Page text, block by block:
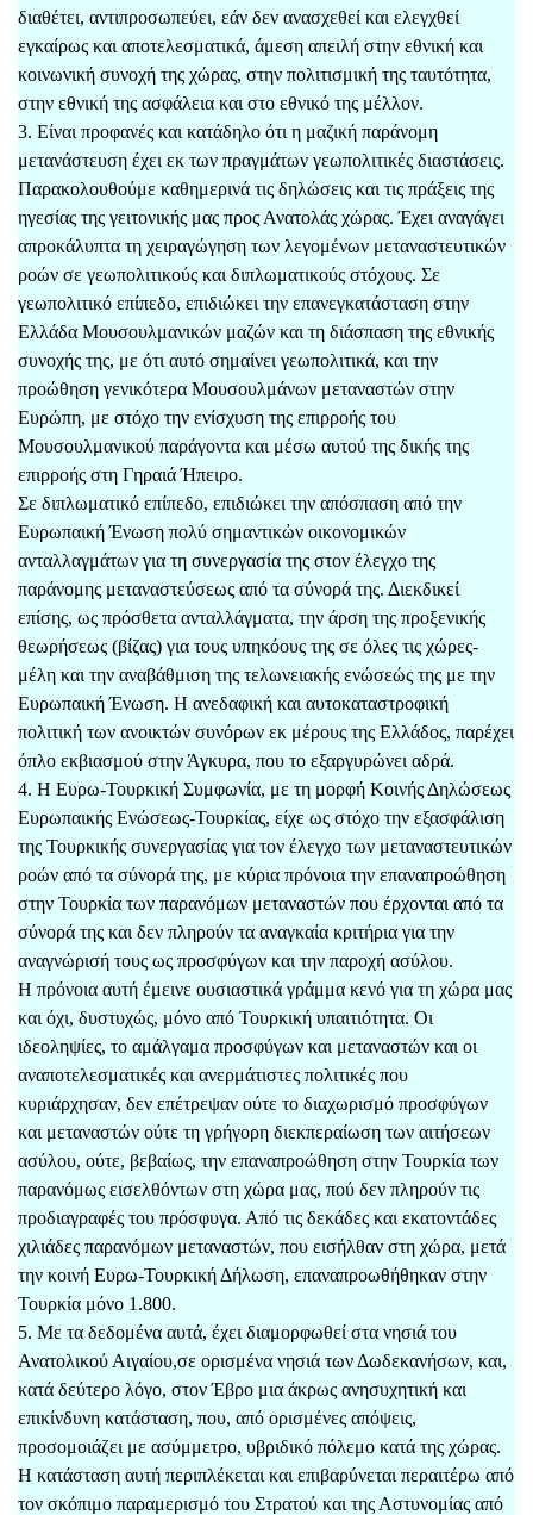
διαθέτει, αντιπροσωπεύει, εάν δεν ανασχεθεί και ελεγχθεί
εγκαίρως και αποτελεσματικά, άμεση απειλή στην εθνική και
κοινωνική συνοχή της χώρας, στην πολιτισμική της ταυτότητα,
στην εθνική της ασφάλεια και στο εθνικό της μέλλον.
3. Είναι προφανές και κατάδηλο ότι η μαζική παράνομη
μετανάστευση έχει εκ των πραγμάτων γεωπολιτικές διαστάσεις.
Παρακολουθούμε καθημερινά τις δηλώσεις και τις πράξεις της
ηγεσίας της γειτονικής μας προς Ανατολάς χώρας. Έχει αναγάγει
απροκάλυπτα τη χειραγώγηση των λεγομένων μεταναστευτικών
ροών σε γεωπολιτικούς και διπλωματικούς στόχους. Σε
γεωπολιτικό επίπεδο, επιδιώκει την επανεγκατάσταση στην
Ελλάδα Μουσουλμανικών μαζών και τη διάσπαση της εθνικής
συνοχής της, με ότι αυτό σημαίνει γεωπολιτικά, και την
προώθηση γενικότερα Μουσουλμάνων μεταναστών στην
Ευρώπη, με στόχο την ενίσχυση της επιρροής του
Μουσουλμανικού παράγοντα και μέσω αυτού της δικής της
επιρροής στη Γηραιά Ήπειρο.
Σε διπλωματικό επίπεδο, επιδιώκει την απόσπαση από την
Ευρωπαική Ένωση πολύ σημαντικὠν οικονομικών
ανταλλαγμάτων για τη συνεργασία της στον έλεγχο της
παράνομης μεταναστεύσεως από τα σύνορά της. Διεκδικεί
επίσης, ως πρόσθετα ανταλλάγματα, την άρση της προξενικής
θεωρήσεως (βίζας) για τους υπηκόους της σε όλες τις χώρες-
μέλη και την αναβάθμιση της τελωνειακής ενώσεώς της με την
Ευρωπαική Ένωση. Η ανεδαφική και αυτοκαταστροφική
πολιτική των ανοικτών συνόρων εκ μέρους της Ελλάδος, παρέχει
όπλο εκβιασμού στην Άγκυρα, που το εξαργυρώνει αδρά.
4. Η Ευρω-Τουρκική Συμφωνία, με τη μορφή Κοινής Δηλώσεως
Ευρωπαικής Ενώσεως-Τουρκίας, είχε ως στόχο την εξασφάλιση
της Τουρκικής συνεργασίας για τον έλεγχο των μεταναστευτικών
ροών από τα σύνορά της, με κύρια πρόνοια την επαναπροώθηση
στην Τουρκία των παρανόμων μεταναστών που έρχονται από τα
σύνορά της και δεν πληρούν τα αναγκαία κριτήρια για την
αναγνώρισή τους ως προσφύγων και την παροχή ασύλου.
Η πρόνοια αυτή έμεινε ουσιαστικά γράμμα κενό για τη χώρα μας
και όχι, δυστυχώς, μόνο από Τουρκική υπαιτιότητα. Οι
ιδεοληψίες, το αμάλγαμα προσφύγων και μεταναστών και οι
αναποτελεσματικές και ανερμάτιστες πολιτικές που
κυριάρχησαν, δεν επέτρεψαν ούτε το διαχωρισμό προσφύγων
και μεταναστών ούτε τη γρήγορη διεκπεραίωση των αιτήσεων
ασύλου, ούτε, βεβαίως, την επαναπροώθηση στην Τουρκία των
παρανόμως εισελθόντων στη χώρα μας, πού δεν πληρούν τις
προδιαγραφές του πρόσφυγα. Από τις δεκάδες και εκατοντάδες
χιλιάδες παρανόμων μεταναστών, που εισήλθαν στη χώρα, μετά
την κοινή Ευρω-Τουρκική Δήλωση, επαναπροωθήθηκαν στην
Τουρκία μόνο 1.800.
5. Με τα δεδομένα αυτά, έχει διαμορφωθεί στα νησιά του
Ανατολικού Αιγαίου,σε ορισμένα νησιά των Δωδεκανήσων, και,
κατά δεύτερο λόγο, στον Έβρο μια άκρως ανησυχητική και
επικίνδυνη κατάσταση, που, από ορισμένες απόψεις,
προσομοιάζει με ασύμμετρο, υβριδικό πόλεμο κατά της χώρας.
Η κατάσταση αυτή περιπλέκεται και επιβαρύνεται περαιτέρω από
τον σκόπιμο παραμερισμό του Στρατού και της Αστυνομίας από